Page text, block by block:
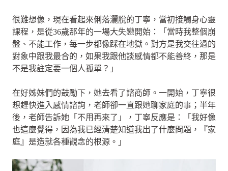
很難想像，現在看起來俐落灑脫的丁寧，當初接觸身心靈
課程，是從36歲那年的一場大失戀開始：「當時我整個崩
盤、不能工作，每一步都像踩在地獄。對方是我交往過的
對象中跟我最合的，如果我跟他談感情都不能善終，那是
不是我註定要一個人孤單？」
在好姊妹們的鼓勵下，她去看了諮商師。一開始，丁寧很
想趕快進入感情諮詢，老師卻一直跟她聊家庭的事；半年
後，老師告訴她「不用再來了」，丁寧反應是：「我好像
也這麼覺得，因為我已經清楚知道我出了什麼問題，『家
庭』是造就各種觀念的根源。」